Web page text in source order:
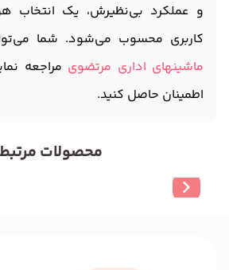
و عملکرد بی‌نظیرش، یک انتخاب
کاربری محسوب می‌شود. شما
ماشینهای اداری مرتضوی مراجعه
اطمینان حاصل کنید.
محصولات مرتبط